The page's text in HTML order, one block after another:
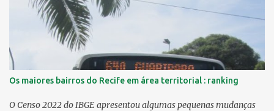
Os maiores bairros do Recife em área territorial : ranking
O Censo 2022 do IBGE apresentou algumas pequenas mudanças